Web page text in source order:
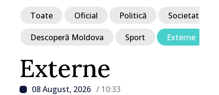
Externe
08 August, 2026 / 10:33
Toate Oficial Politică Societate
Descoperă Moldova Sport Externe